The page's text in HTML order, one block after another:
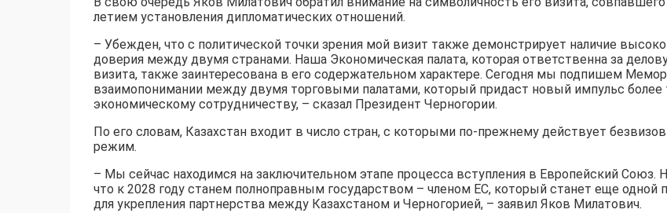
летием установления дипломатических отношений.
– Убежден, что с политической точки зрения мой визит также демонстрирует наличие
доверия между двумя странами. Наша Экономическая палата, которая ответственна за
визита, также заинтересована в его содержательном характере. Сегодня мы подпишем
взаимопонимании между двумя торговыми палатами, который придаст новый импульс более
экономическому сотрудничеству, – сказал Президент Черногории.
По его словам, Казахстан входит в число стран, с которыми по-прежнему действует
режим.
– Мы сейчас находимся на заключительном этапе процесса вступления в Европейский Союз.
что к 2028 году станем полноправным государством – членом ЕС, который станет еще одной
для укрепления партнерства между Казахстаном и Черногорией, – заявил Яков Милатович.